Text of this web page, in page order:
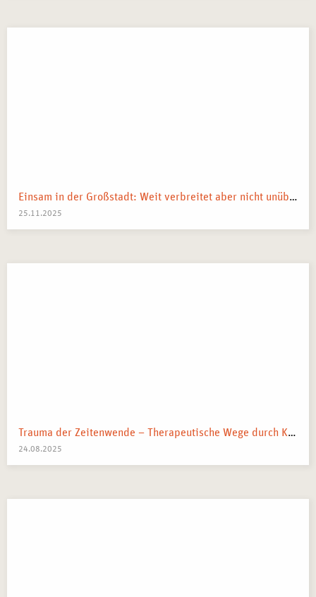
Einsam in der Großstadt: Weit verbreitet aber nicht unüberwindbar
25.11.2025
Trauma der Zeitenwende – Therapeutische Wege durch Krieg, Klima & Krisen
24.08.2025